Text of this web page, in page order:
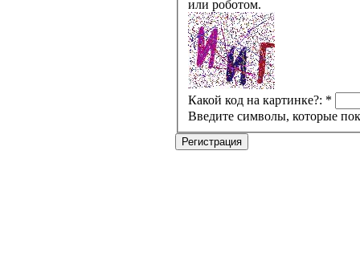
или роботом.
Какой код на картинке?: *
Введите символы, которые